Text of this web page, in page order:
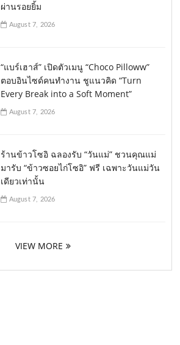
ผ่านรอยยิ้ม
August 7, 2026
“แบร์เฮาส์” เปิดตัวเมนู “Choco Pilloww”
ตอบอินไซด์คนทำงาน ชูแนวคิด “Turn
Every Break into a Soft Moment”
August 7, 2026
ร้านข้าวโซอิ ฉลองรับ “วันแม่” ชวนคุณแม่
มารับ “ข้าวซอยไก่โซอิ” ฟรี เฉพาะวันแม่วัน
เดียวเท่านั้น
August 7, 2026
VIEW MORE